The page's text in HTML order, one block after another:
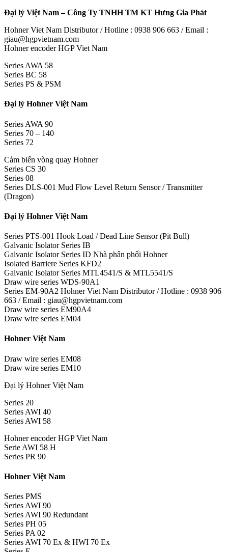
Đại lý Việt Nam – Công Ty TNHH TM KT Hưng Gia Phát
Hohner Viet Nam Distributor / Hotline : 0938 906 663 / Email :
giau@hgpvietnam.com
Hohner encoder HGP Viet Nam
Series AWA 58
Series BC 58
Series PS & PSM
Đại lý Hohner Việt Nam
Series AWA 90
Series 70 – 140
Series 72
Cảm biến vòng quay Hohner
Series CS 30
Series 08
Series DLS-001 Mud Flow Level Return Sensor / Transmitter
(Dragon)
Đại lý Hohner Việt Nam
Series PTS-001 Hook Load / Dead Line Sensor (Pit Bull)
Galvanic Isolator Series IB
Galvanic Isolator Series ID Nhà phân phối Hohner
Isolated Barriere Series KFD2
Galvanic Isolator Series MTL4541/S & MTL5541/S
Draw wire series WDS-90A1
Series EM-90A2 Hohner Viet Nam Distributor / Hotline : 0938 906
663 / Email : giau@hgpvietnam.com
Draw wire series EM90A4
Draw wire series EM04
Hohner Việt Nam
Draw wire series EM08
Draw wire series EM10
Đại lý Hohner Việt Nam
Series 20
Series AWI 40
Series AWI 58
Hohner encoder HGP Viet Nam
Serie AWI 58 H
Series PR 90
Hohner Việt Nam
Series PMS
Series AWI 90
Series AWI 90 Redundant
Series PH 05
Series PA 02
Series AWI 70 Ex & HWI 70 Ex